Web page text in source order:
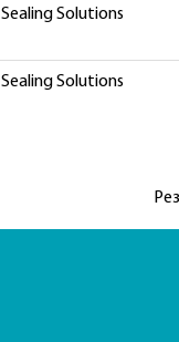
Sealing Solutions
Sealing Solutions